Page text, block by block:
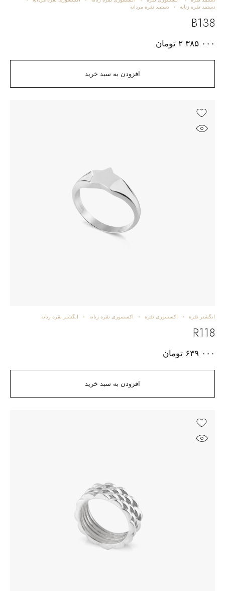
افزودن به سبد خرید
دستبند نقره زنانه
دستبند نقره مردانه
B138
۲.۳۸۵.۰۰۰ تومان
افزودن به سبد خرید
انگشتر نقره اکسسوری نقره اکسسوری نقره زنانه انگشتر نقره زنانه
R118
۶۳۹.۰۰۰ تومان